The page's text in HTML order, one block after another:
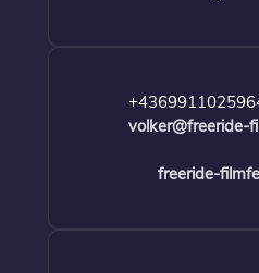
volker@freeride-
freeride-